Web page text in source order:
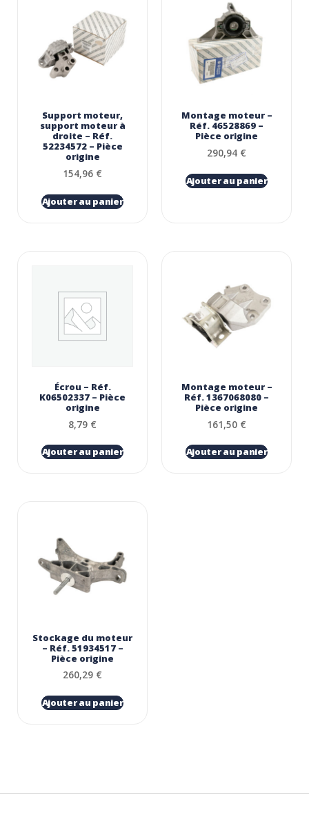
Support moteur,
support moteur à
droite – Réf.
52234572 – Pièce
origine
154,96 €
Ajouter au panier
Montage moteur –
Réf. 46528869 –
Pièce origine
290,94 €
Ajouter au panier
Écrou – Réf.
K06502337 – Pièce
origine
8,79 €
Ajouter au panier
Montage moteur –
Réf. 1367068080 –
Pièce origine
161,50 €
Ajouter au panier
Stockage du moteur
– Réf. 51934517 –
Pièce origine
260,29 €
Ajouter au panier